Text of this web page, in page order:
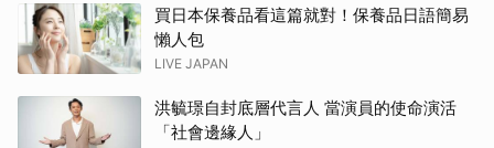
買日本保養品看這篇就對！保養品日語簡易
懶人包
LIVE JAPAN
洪毓璟自封底層代言人 當演員的使命演活
「社會邊緣人」